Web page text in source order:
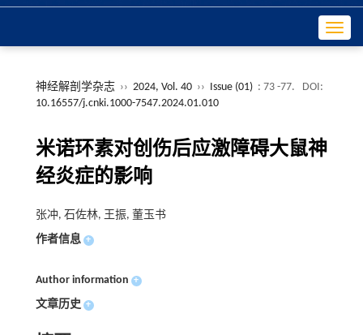
神经解剖学杂志 ›› 2024, Vol. 40 ›› Issue (01) : 73 -77.
DOI:
10.16557/j.cnki.1000-7547.2024.01.010
米诺环素对创伤后应激障碍大鼠神
经炎症的影响
张冲, 石佐林, 王振, 董玉书
作者信息 +
Author information +
文章历史 +